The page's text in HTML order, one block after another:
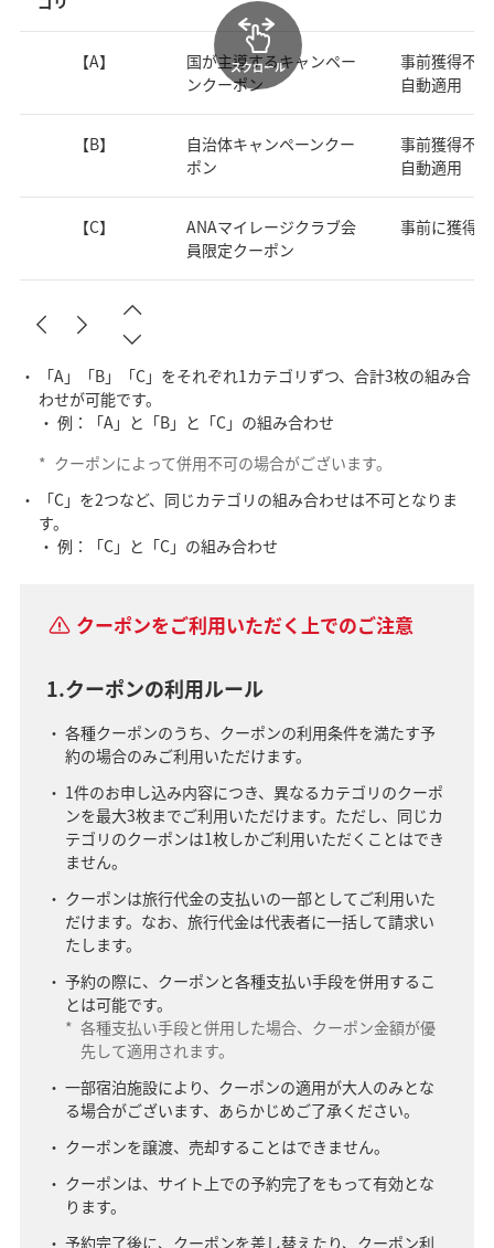
【A】
国が主導するキャンペー
ンクーポン
事前獲得不要
自動適用
【B】
自治体キャンペーンクー
ポン
事前獲得不要
自動適用
【C】
ANAマイレージクラブ会
員限定クーポン
事前に獲得
スクロール
「A」「B」「C」をそれぞれ1カテゴリずつ、合計3枚の組み合
わせが可能です。
例：「A」と「B」と「C」の組み合わせ
* クーポンによって併用不可の場合がございます。
「C」を2つなど、同じカテゴリの組み合わせは不可となりま
す。
例：「C」と「C」の組み合わせ
クーポンをご利用いただく上でのご注意
1.クーポンの利用ルール
各種クーポンのうち、クーポンの利用条件を満たす予
約の場合のみご利用いただけます。
1件のお申し込み内容につき、異なるカテゴリのクーポ
ンを最大3枚までご利用いただけます。ただし、同じカ
テゴリのクーポンは1枚しかご利用いただくことはでき
ません。
クーポンは旅行代金の支払いの一部としてご利用いた
だけます。なお、旅行代金は代表者に一括して請求い
たします。
予約の際に、クーポンと各種支払い手段を併用するこ
とは可能です。
* 各種支払い手段と併用した場合、クーポン金額が優
先して適用されます。
一部宿泊施設により、クーポンの適用が大人のみとな
る場合がございます、あらかじめご了承ください。
クーポンを譲渡、売却することはできません。
クーポンは、サイト上での予約完了をもって有効とな
ります。
予約完了後に、クーポンを差し替えたり、クーポン利